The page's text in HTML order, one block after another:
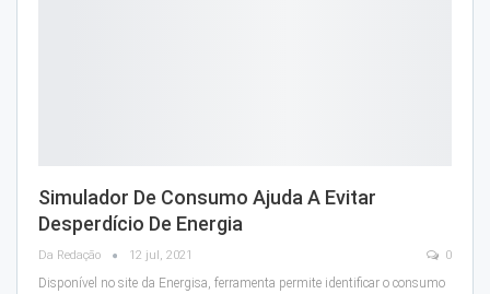
Simulador De Consumo Ajuda A Evitar
Desperdício De Energia
Da Redação 12 jul, 2021 0
Disponível no site da Energisa, ferramenta permite identificar o consumo